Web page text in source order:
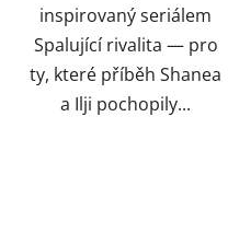
inspirovaný seriálem
Spalující rivalita — pro
ty, které příběh Shanea
a Ilji pochopily...